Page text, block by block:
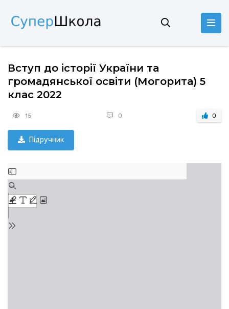
Вступ до історії України та
громадянської освіти (Могорита) 5
клас 2022
15 0 0
Підручник